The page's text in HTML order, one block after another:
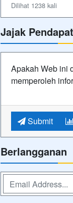
Dilihat 1238 kali
Jajak Pendapat
Apakah Web ini
memperoleh
Submit
Berlangganan